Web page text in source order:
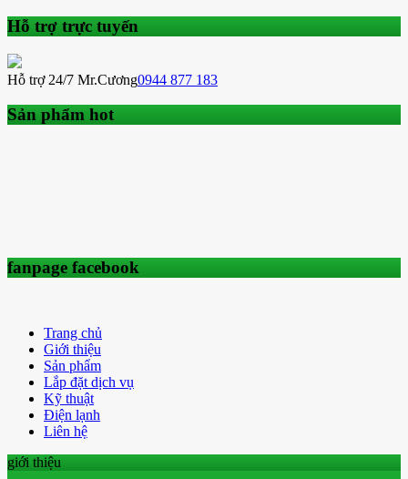
Hỗ trợ trực tuyến
Hỗ trợ 24/7 Mr.Cương0944 877 183
Sản phẩm hot
fanpage facebook
Trang chủ
Giới thiệu
Sản phẩm
Lắp đặt dịch vụ
Kỹ thuật
Điện lạnh
Liên hệ
giới thiệu